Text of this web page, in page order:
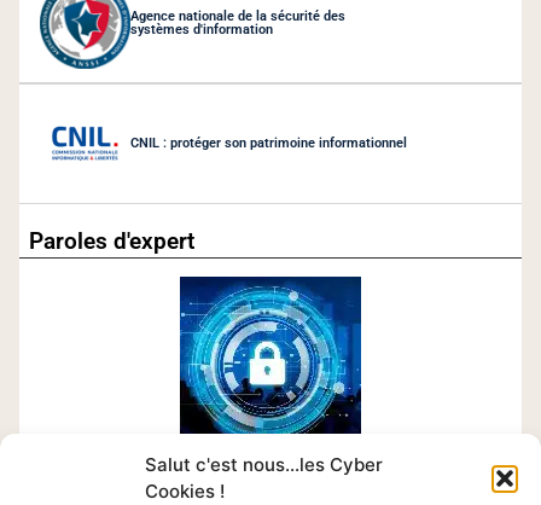
Salut c'est nous...les Cyber
Cookies !
Agence nationale de la sécurité des
systèmes d'information
CNIL : protéger son patrimoine informationnel
Paroles d'expert
Chaque mois retrouvez le témoignage d’un expert en